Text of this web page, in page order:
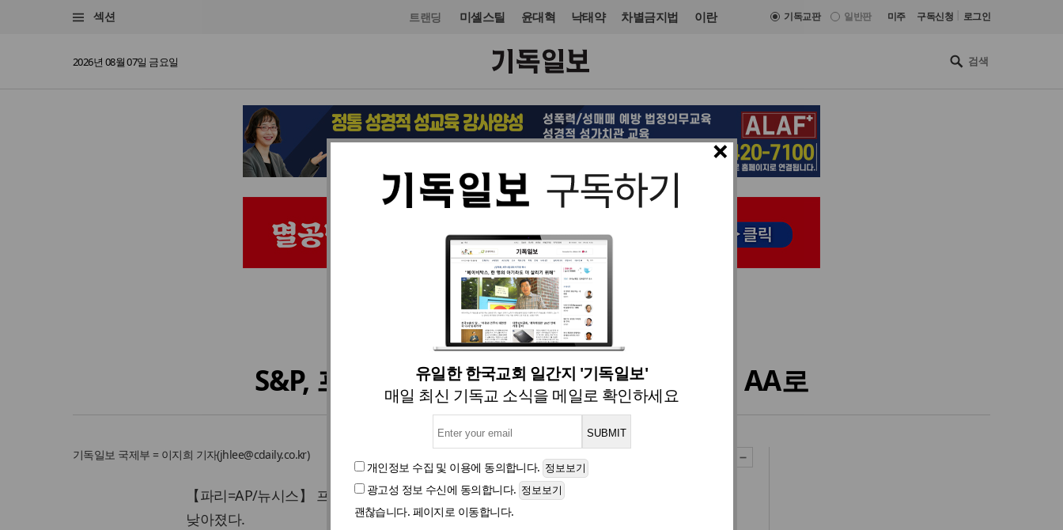
섹션 트랜딩 미셸스틸 윤대혁 낙태약 차별금지법 이란 기독교판 일반판 미주 구독신청 로그인
2026년 08월 07일 금요일
×
유일한 한국교회 일간지 '기독일보'
매일 최신 기독교 소식을 메일로 확인하세요
개인정보 수집 및 이용에 동의합니다.
광고성 정보 수신에 동의합니다.
괜찮습니다. 페이지로 이동합니다.
유럽 유럽 입력 2013. 11. 09 07:21
S&P, 프랑스 신용 등급 다시 한 단계 낮춰 AA로
기독일보 국제부 = 이지희 기자(jhlee@cdaily.co.kr)
【파리=AP/뉴시스】 프랑스의 스탠더드 앤 푸어스(S&P) 신용 평가 등급이 8일 다시 한 단계
낮아졌다.